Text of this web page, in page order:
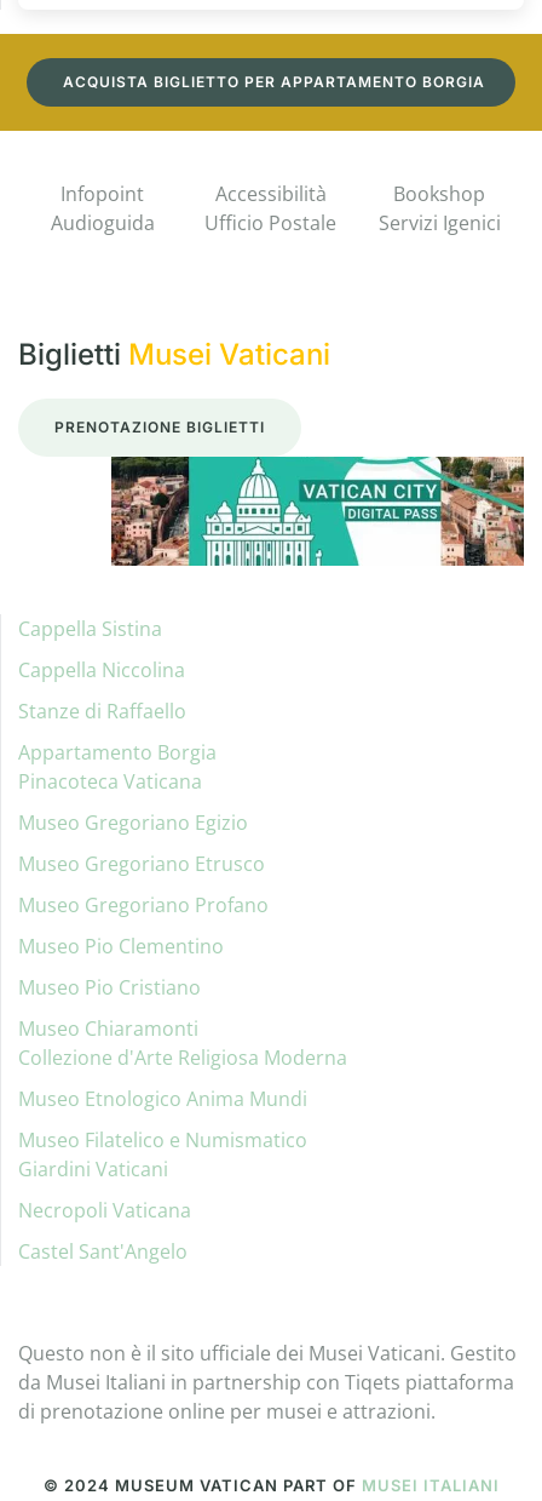
ACQUISTA BIGLIETTO PER APPARTAMENTO BORGIA
Infopoint Accessibilità
Bookshop
Audioguida
Ufficio Postale Servizi Igenici
Biglietti Musei Vaticani
PRENOTAZIONE BIGLIETTI
Cappella Sistina
Cappella Niccolina
Stanze di Raffaello
Appartamento Borgia
Pinacoteca Vaticana
Museo Gregoriano Egizio
Museo Gregoriano Etrusco
Museo Gregoriano Profano
Museo Pio Clementino
Museo Pio Cristiano
Museo Chiaramonti
Collezione d'Arte Religiosa Moderna
Museo Etnologico Anima Mundi
Museo Filatelico e Numismatico
Giardini Vaticani
Necropoli Vaticana
Castel Sant'Angelo
Questo non è il sito ufficiale dei Musei Vaticani. Gestito
da Musei Italiani in partnership con Tiqets piattaforma
di prenotazione online per musei e attrazioni.
© 2024 MUSEUM VATICAN PART OF MUSEI ITALIANI